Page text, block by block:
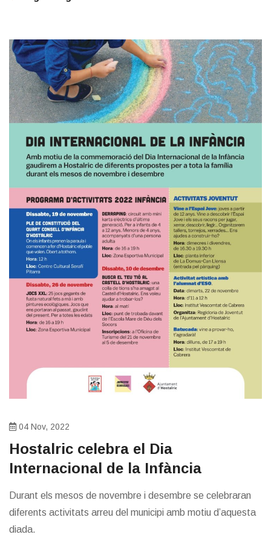
04 Nov, 2022
Hostalric celebra el Dia
Internacional de la Infància
Durant els mesos de novembre i desembre se celebraran
diferents activitats arreu del municipi amb motiu d’aquesta
diada.